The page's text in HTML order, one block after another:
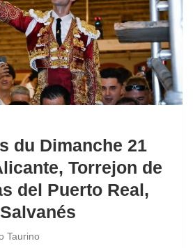
du Dimanche 21
Torrejon de
del Puerto Real,
Taurino